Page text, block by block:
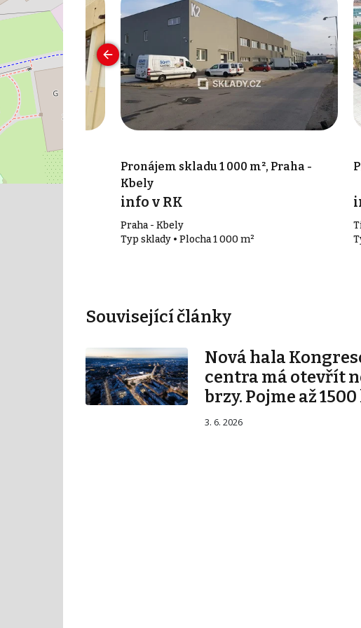
m², Praha -
Pronájem skladu 1 000 m², Praha -
Kbely
info v RK
Praha - Kbely
Typ sklady • Plocha 1 000 m²
Související články
Nová hala
centra má otevřít
brzy. Pojme až
3. 6. 2026